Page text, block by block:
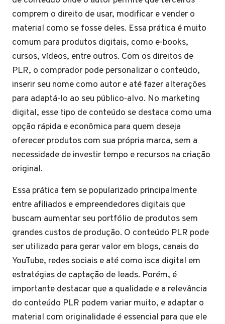
comprem o direito de usar, modificar e vender o
material como se fosse deles. Essa prática é muito
comum para produtos digitais, como e-books,
cursos, vídeos, entre outros. Com os direitos de
PLR, o comprador pode personalizar o conteúdo,
inserir seu nome como autor e até fazer alterações
para adaptá-lo ao seu público-alvo. No marketing
digital, esse tipo de conteúdo se destaca como uma
opção rápida e econômica para quem deseja
oferecer produtos com sua própria marca, sem a
necessidade de investir tempo e recursos na criação
original.
Essa prática tem se popularizado principalmente
entre afiliados e empreendedores digitais que
buscam aumentar seu portfólio de produtos sem
grandes custos de produção. O conteúdo PLR pode
ser utilizado para gerar valor em blogs, canais do
YouTube, redes sociais e até como isca digital em
estratégias de captação de leads. Porém, é
importante destacar que a qualidade e a relevância
do conteúdo PLR podem variar muito, e adaptar o
material com originalidade é essencial para que ele